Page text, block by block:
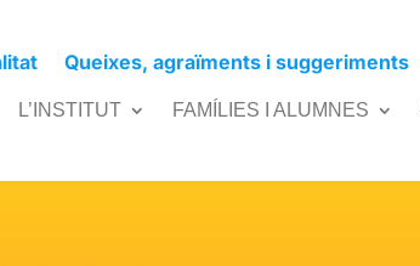
L’INSTITUT FAMÍLIES I ALUMNES
Queixes, agraïments i suggeriments